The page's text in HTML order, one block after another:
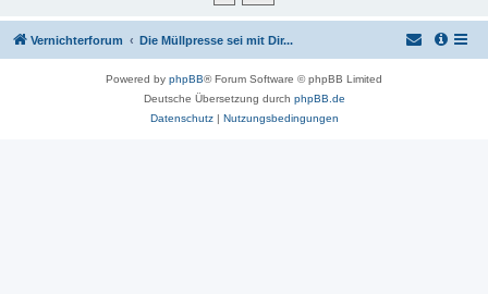
Vernichterforum Die Müllpresse sei mit Dir...
Powered by phpBB® Forum Software © phpBB Limited
Deutsche Übersetzung durch phpBB.de
Datenschutz| Nutzungsbedingungen